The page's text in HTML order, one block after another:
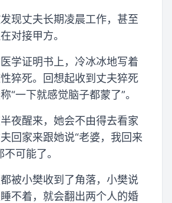
现丈夫长期凌晨工作，甚至
对接甲方。
学证明书上，冷冰冰地写着
猝死。回想起收到丈夫猝死
“一下就感觉脑子都蒙了”。
夜醒来，她会不由得去看家
回家来跟她说“老婆，我回来
可能了。
被小樊收到了角落，小樊说
不着，就会翻出两个人的婚